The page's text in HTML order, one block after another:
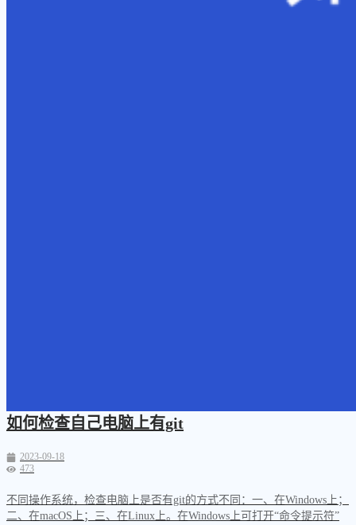
如何检查自己电脑上有git
2023-09-18
473
不同操作系统，检查电脑上是否有git的方式不同：一、在Windows上；
二、在macOS上；三、在Linux上。在Windows上可打开“命令提示符”